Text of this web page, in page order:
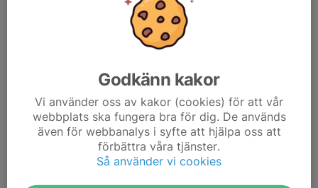
Kommande matcher
Inga matcher finns inbokade
Godkänn kakor
Vi använder oss av kakor (cookies) för att vår
webbplats ska fungera bra för dig. De används
även för webbanalys i syfte att hjälpa oss att
förbättra våra tjänster.
Så använder vi cookies